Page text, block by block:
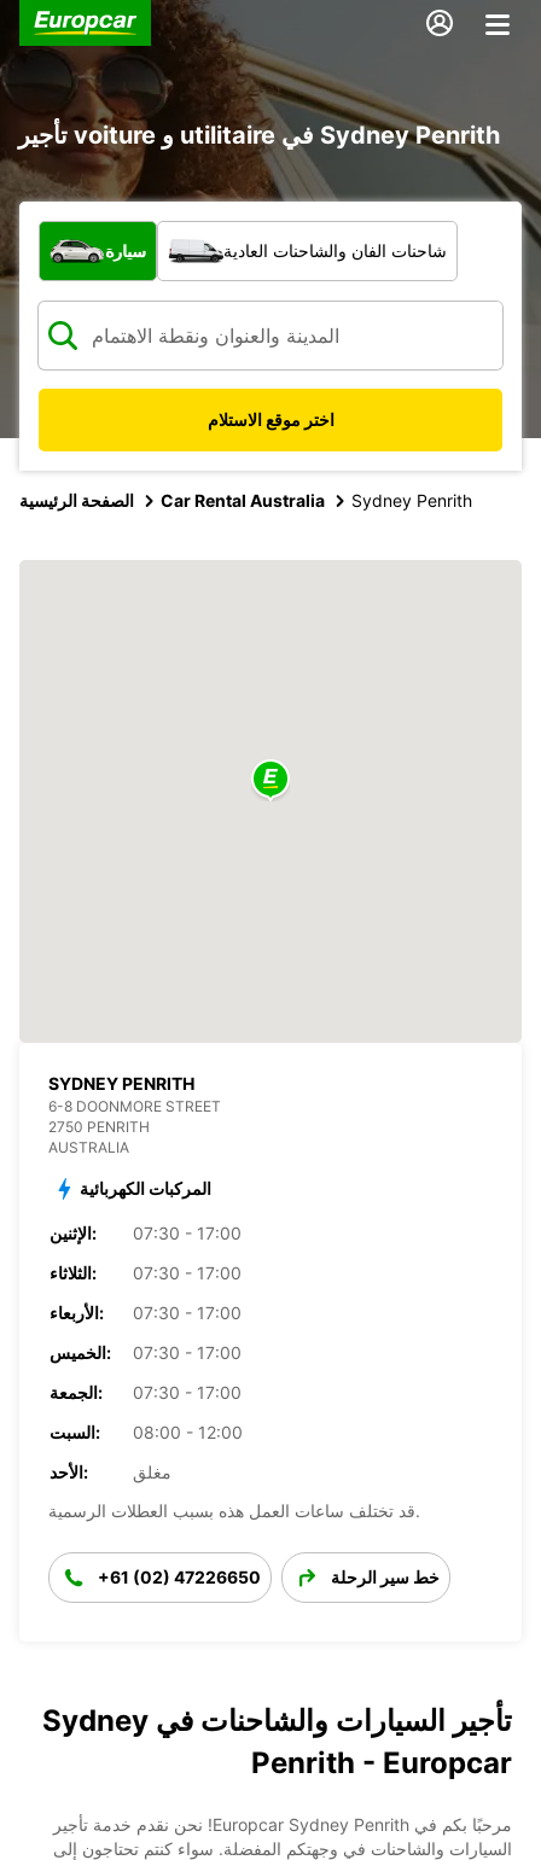
تأجير voiture و utilitaire في Sydney Penrith
ما نوع المركبة؟
سيارة شاحنات الفان والشاحنات العادية
اختر موقع الاستلام
الصفحة الرئيسية Car Rental Australia Sydney Penrith
SYDNEY PENRITH
6-8 DOONMORE STREET
2750 PENRITH
AUSTRALIA
المركبات الكهربائية
الإثنين:
07:30 - 17:00
الثلاثاء:
07:30 - 17:00
الأربعاء:
07:30 - 17:00
الخميس:
07:30 - 17:00
الجمعة:
07:30 - 17:00
السبت:
08:00 - 12:00
الأحد:
مغلق
قد تختلف ساعات العمل هذه بسبب العطلات الرسمية.
+61 (02) 47226650 خط سير الرحلة
تأجير السيارات والشاحنات في Sydney
Penrith - Europcar
مرحبًا بكم في Europcar Sydney Penrith! نحن نقدم خدمة تأجير
السيارات والشاحنات في وجهتكم المفضلة. سواء كنتم تحتاجون إلى